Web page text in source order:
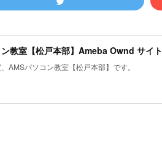
室【松戸本部】Ameba Ownd サイト
AMSパソコン教室【松戸本部】です。